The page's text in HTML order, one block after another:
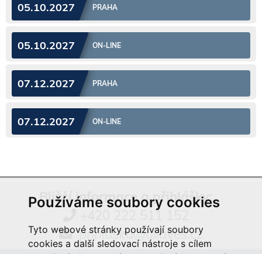
Používáme soubory cookies
Tyto webové stránky používají soubory
cookies a další sledovací nástroje s cílem
05.10.2027 PRAHA
05.10.2027 ON-LINE
07.12.2027 PRAHA
07.12.2027 ON-LINE
Bližší informace a přihlášky:
+420 222 511 152
prihlaska@aliaves.cz